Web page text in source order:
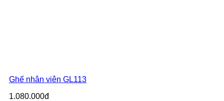
Ghế nhân viên GL113
1.080.000đ